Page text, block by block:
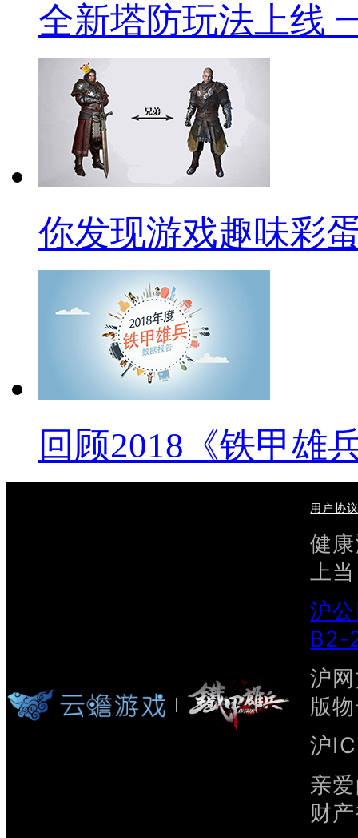
全新塔防玩法上线
你发现游戏趣味彩
回顾2018《铁甲雄
用户协议
健
上
沪
B2-
沪
版
沪
亲
财